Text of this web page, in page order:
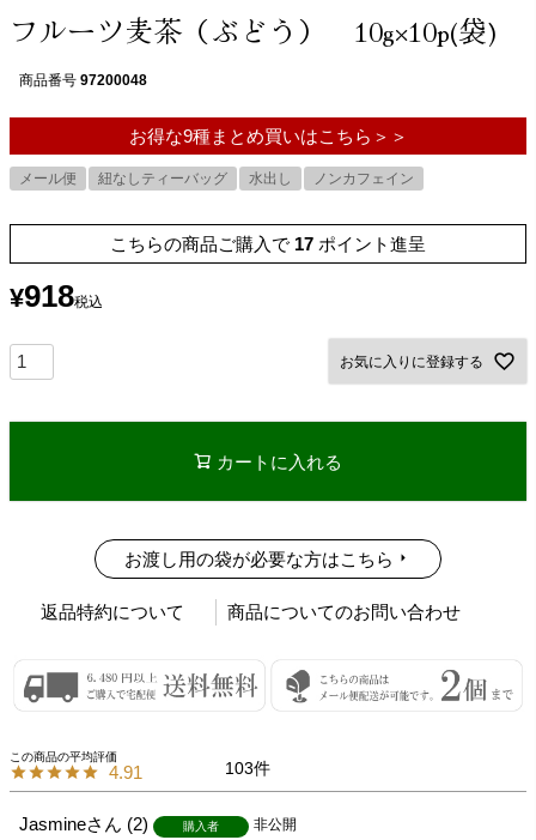
フルーツ麦茶（ぶどう） 10g×10p(袋)
商品番号 97200048
お得な9種まとめ買いはこちら＞＞
メール便 紐なしティーバッグ 水出し ノンカフェイン
こちらの商品ご購入で 17 ポイント進呈
¥918税込
お気に入りに登録する
カートに入れる
お渡し用の袋が必要な方はこちら
返品特約について 商品についてのお問い合わせ
4.91 103
Jasmine 2 購入者
非公開